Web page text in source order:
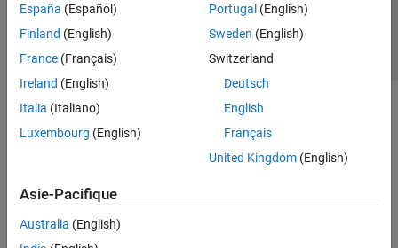
España (Español)
Finland (English)
France (Français)
Ireland (English)
Italia (Italiano)
Luxembourg (English)
Portugal (English)
Sweden (English)
Switzerland
Deutsch
English
Français
United Kingdom(English)
Asie-Pacifique
Australia (English)